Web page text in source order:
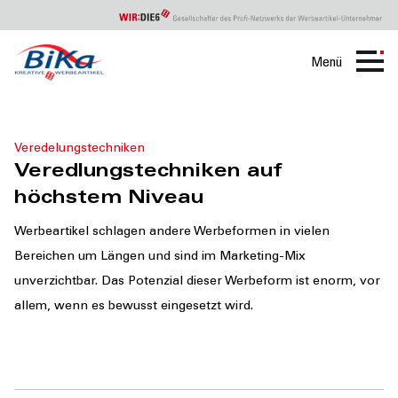
Menü
Veredlung
Veredelungstechniken
Veredlungstechniken auf
höchstem Niveau
Werbeartikel schlagen andere Werbeformen in vielen
Bereichen um Längen und sind im Marketing-Mix
unverzichtbar. Das Potenzial dieser Werbeform ist enorm, vor
allem, wenn es bewusst eingesetzt wird.